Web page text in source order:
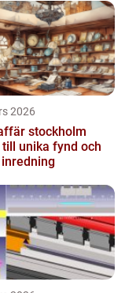
2026
stockholm
unika fynd och